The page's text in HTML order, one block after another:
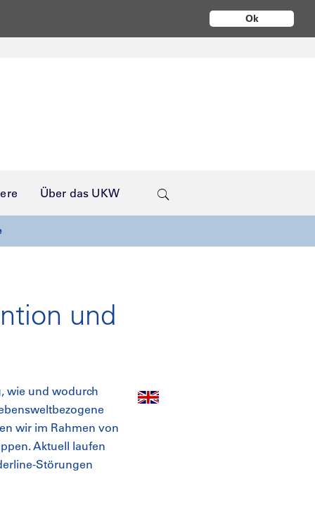
Ok
Über das UKW
und
wie und wodurch
wir im Rahmen von
Aktuell laufen
Störungen